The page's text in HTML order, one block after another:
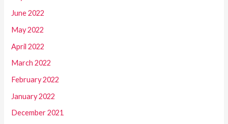
June 2022
May 2022
April 2022
March 2022
February 2022
January 2022
December 2021